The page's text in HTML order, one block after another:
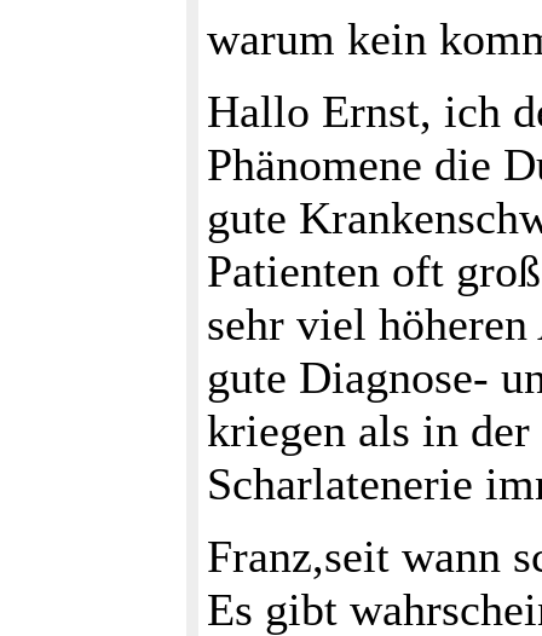
warum kein
Hallo Ernst, ich
Phänomene die
gute
Patienten oft
sehr viel
gute Diagnose-
kriegen als in
Scharlatenerie
Franz,seit wann
Es gibt